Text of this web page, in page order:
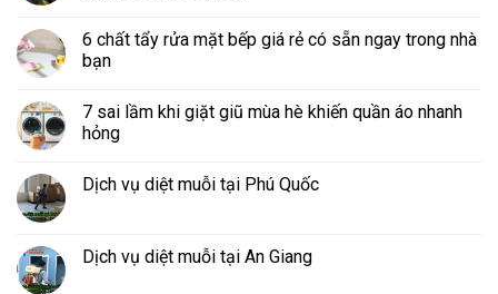
6 chất tẩy rửa mặt bếp giá rẻ có sẵn ngay trong nhà
bạn
7 sai lầm khi giặt giũ mùa hè khiến quần áo nhanh
hỏng
Dịch vụ diệt muỗi tại Phú Quốc
Dịch vụ diệt muỗi tại An Giang